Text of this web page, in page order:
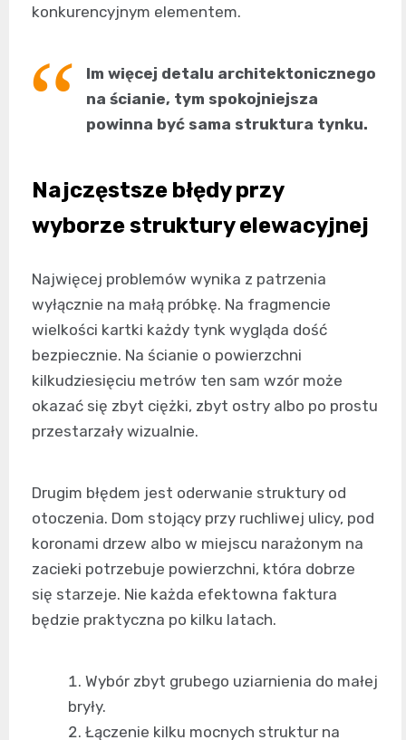
konkurencyjnym elementem.
Im więcej detalu architektonicznego
na ścianie, tym spokojniejsza
powinna być sama struktura tynku.
Najczęstsze błędy przy
wyborze struktury elewacyjnej
Najwięcej problemów wynika z patrzenia
wyłącznie na małą próbkę. Na fragmencie
wielkości kartki każdy tynk wygląda dość
bezpiecznie. Na ścianie o powierzchni
kilkudziesięciu metrów ten sam wzór może
okazać się zbyt ciężki, zbyt ostry albo po prostu
przestarzały wizualnie.
Drugim błędem jest oderwanie struktury od
otoczenia. Dom stojący przy ruchliwej ulicy, pod
koronami drzew albo w miejscu narażonym na
zacieki potrzebuje powierzchni, która dobrze
się starzeje. Nie każda efektowna faktura
będzie praktyczna po kilku latach.
Wybór zbyt grubego uziarnienia do małej
bryły.
Łączenie kilku mocnych struktur na